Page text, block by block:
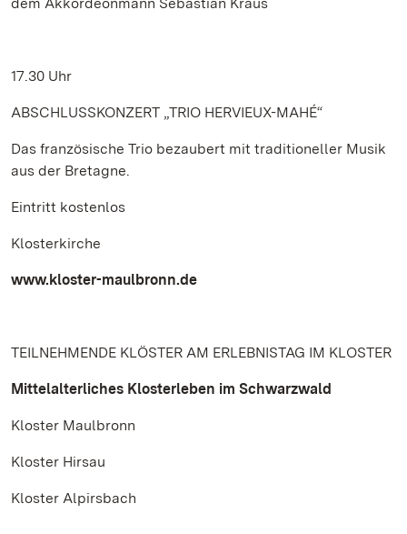
17.30 Uhr
ABSCHLUSSKONZERT „TRIO HERVIEUX-MAHÉ“
Das französische Trio bezaubert mit traditioneller Musik
aus der Bretagne.
Eintritt kostenlos
Klosterkirche
www.kloster-maulbronn.de
TEILNEHMENDE KLÖSTER AM ERLEBNISTAG IM KLOSTER
Mittelalterliches Klosterleben im Schwarzwald
Kloster Maulbronn
Kloster Hirsau
Kloster Alpirsbach